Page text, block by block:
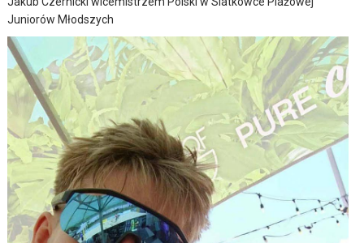
Juniorów Młodszych